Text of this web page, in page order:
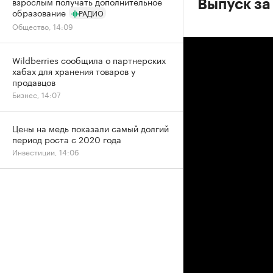
Выпуск
образование
РАДИО
Общество, 14:09
Wildberries сообщила о партнерских
хабах для хранения товаров у
продавцов
Бизнес, 14:07
Цены на медь показали самый долгий
период роста с 2020 года
Инвестиции, 14:06